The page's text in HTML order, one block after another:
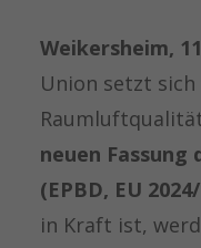
Weikersheim,
Union setzt
neuen Fassung
(EPBD, EU
in Kraft ist,